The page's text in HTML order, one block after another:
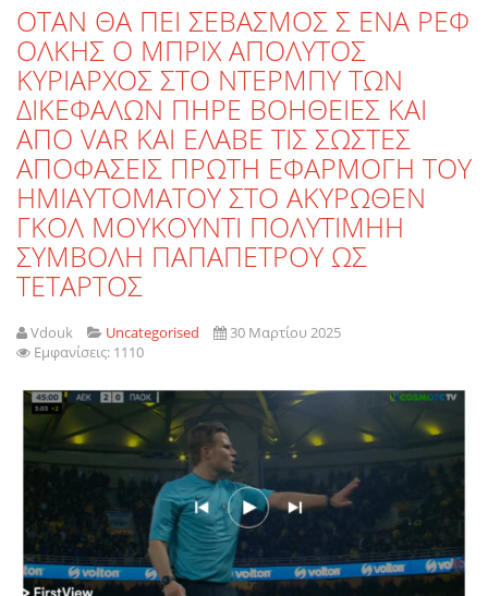
ΟΤΑΝ ΘΑ ΠΕΙ ΣΕΒΑΣΜΟΣ Σ ΕΝΑ ΡΕΦ
ΟΛΚΗΣ Ο ΜΠΡΙΧ ΑΠΟΛΥΤΟΣ
ΚΥΡΙΑΡΧΟΣ ΣΤΟ ΝΤΕΡΜΠΥ ΤΩΝ
ΔΙΚΕΦΑΛΩΝ ΠΗΡΕ ΒΟΗΘΕΙΕΣ ΚΑΙ
ΑΠΟ VAR ΚΑΙ ΕΛΑΒΕ ΤΙΣ ΣΩΣΤΕΣ
ΑΠΟΦΑΣΕΙΣ ΠΡΩΤΗ ΕΦΑΡΜΟΓΗ ΤΟΥ
ΗΜΙΑΥΤΟΜΑΤΟΥ ΣΤΟ ΑΚΥΡΩΘΕΝ
ΓΚΟΛ ΜΟΥΚΟΥΝΤΙ ΠΟΛΥΤΙΜΗΗ
ΣΥΜΒΟΛΗ ΠΑΠΑΠΕΤΡΟΥ ΩΣ
ΤΕΤΑΡΤΟΣ
Vdouk Uncategorised
30 Μαρτίου 2025
Εμφανίσεις: 1110